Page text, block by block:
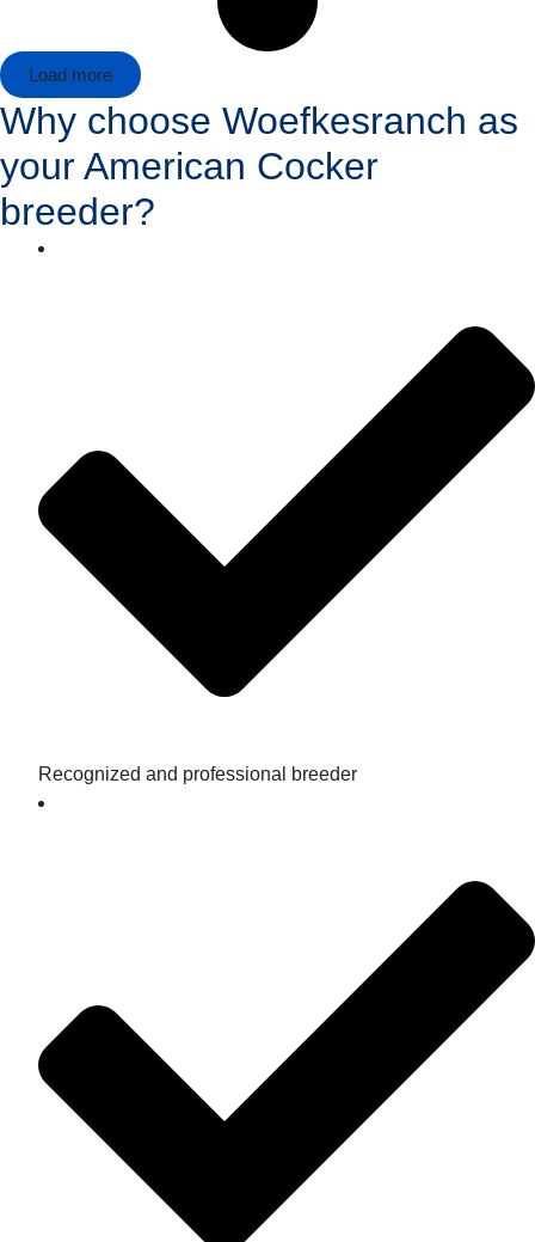
Load more
Why choose Woefkesranch as
your American Cocker
breeder?
Recognized and professional breeder